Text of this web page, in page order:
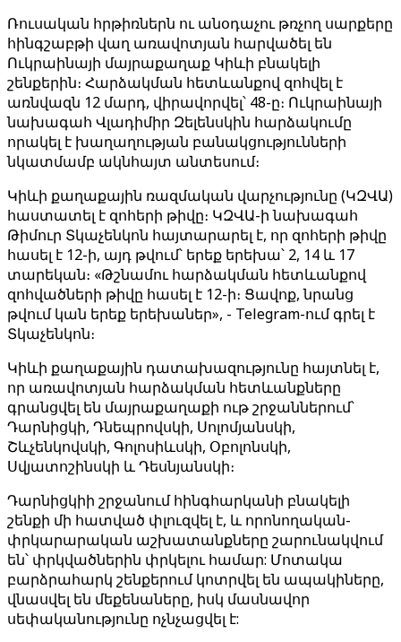
Ռուսական հրթիռներն ու անօդաչու թռչող սարքերը
հինգշաբթի վաղ առավոտյան հարվածել են
Ուկրաինայի մայրաքաղաք Կիևի բնակելի
շենքերին։ Հարձակման հետևանքով զոհվել է
առնվազն 12 մարդ, վիրավորվել՝ 48-ը։ Ուկրաինայի
նախագահ Վլադիմիր Զելենսկին հարձակումը
որակել է խաղաղության բանակցությունների
նկատմամբ ակնհայտ անտեսում։
Կիևի քաղաքային ռազմական վարչությունը (ԿԶՎԱ)
հաստատել է զոհերի թիվը։ ԿԶՎԱ-ի նախագահ
Թիմուր Տկաչենկոն հայտարարել է, որ զոհերի թիվը
հասել է 12-ի, այդ թվում՝ երեք երեխա՝ 2, 14 և 17
տարեկան։ «Թշնամու հարձակման հետևանքով
զոհվածների թիվը հասել է 12-ի։ Ցավոք, նրանց
թվում կան երեք երեխաներ», - Telegram-ում գրել է
Տկաչենկոն։
Կիևի քաղաքային դատախազությունը հայտնել է,
որ առավոտյան հարձակման հետևանքները
գրանցվել են մայրաքաղաքի ութ շրջաններում՝
Դարնիցկի, Դնեպրովսկի, Սոլոմյանսկի,
Շևչենկովսկի, Գոլոսիևսկի, Օբոլոնսկի,
Սվյատոշինսկի և Դեսնյանսկի։
Դարնիցկիի շրջանում հինգհարկանի բնակելի
շենքի մի հատված փլուզվել է, և որոնողական-
փրկարարական աշխատանքները շարունակվում
են՝ փրկվածներին փրկելու համար: Մոտակա
բարձրահարկ շենքերում կոտրվել են ապակիները,
վնասվել են մեքենաները, իսկ մասնավոր
սեփականությունը ոչնչացվել է: